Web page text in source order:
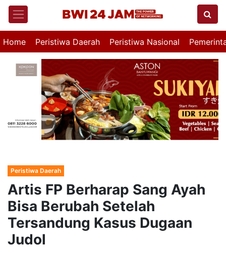
Home Peristiwa Daerah Peristiwa Nasional
Peristiwa Daerah
Artis FP Berharap Sang Ayah
Bisa Berubah Setelah
Tersandung Kasus Dugaan
Judol